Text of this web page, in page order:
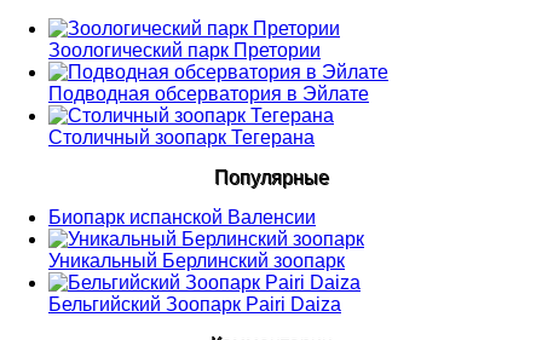
Зоологический парк Претории
Подводная обсерватория в Эйлате
Столичный зоопарк Тегерана
Популярные
Биопарк испанской Валенсии
Уникальный Берлинский зоопарк
Бельгийский Зоопарк Pairi Daiza